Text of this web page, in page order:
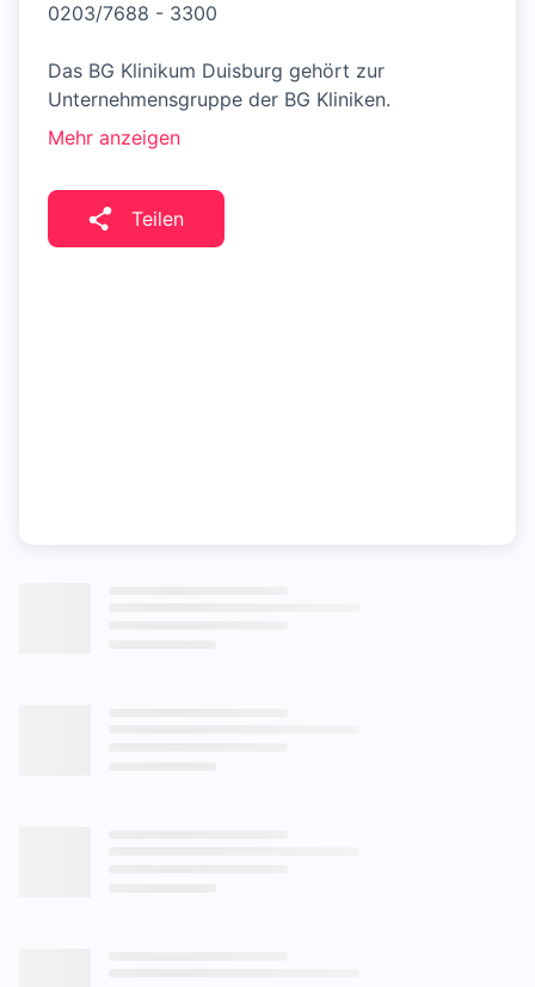
0203/7688 - 3300
Das BG Klinikum Duisburg gehört zur
Unternehmensgruppe der BG Kliniken.
Mehr anzeigen
Teilen